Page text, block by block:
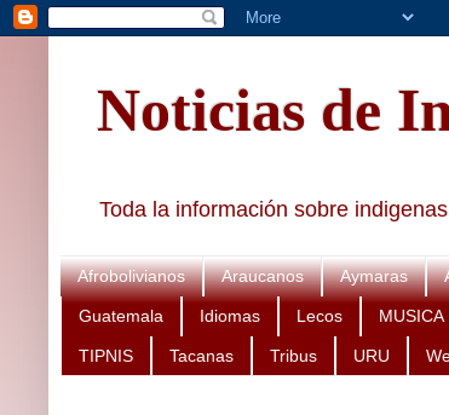
Noticias de
Toda la información sobre indigenas
Afrobolivianos Araucanos Aymaras
Guatemala Idiomas Lecos MUSICA
TIPNIS Tacanas Tribus URU